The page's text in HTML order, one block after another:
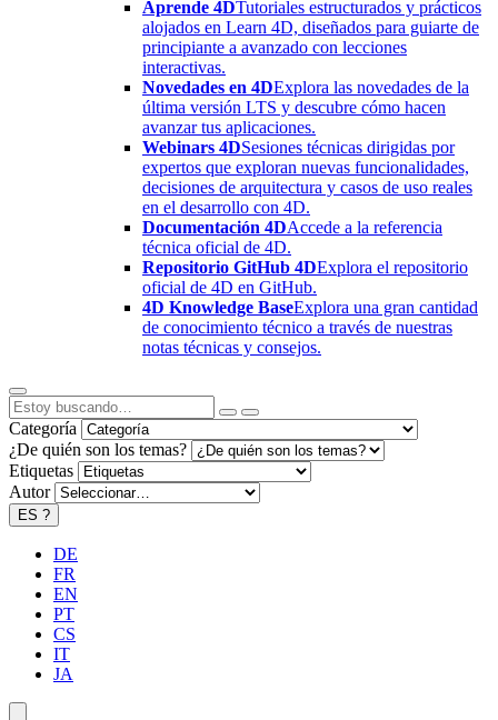
Aprende 4DTutoriales estructurados y prácticos
alojados en Learn 4D, diseñados para guiarte de
principiante a avanzado con lecciones
interactivas.
Novedades en 4DExplora las novedades de la
última versión LTS y descubre cómo hacen
avanzar tus aplicaciones.
Webinars 4DSesiones técnicas dirigidas por
expertos que exploran nuevas funcionalidades,
decisiones de arquitectura y casos de uso reales
en el desarrollo con 4D.
Documentación 4DAccede a la referencia
técnica oficial de 4D.
Repositorio GitHub 4DExplora el repositorio
oficial de 4D en GitHub.
4D Knowledge BaseExplora una gran cantidad
de conocimiento técnico a través de nuestras
notas técnicas y consejos.
Categoría
¿De quién son los temas?
Etiquetas
Autor
ES ?
DE
FR
EN
PT
CS
IT
JA